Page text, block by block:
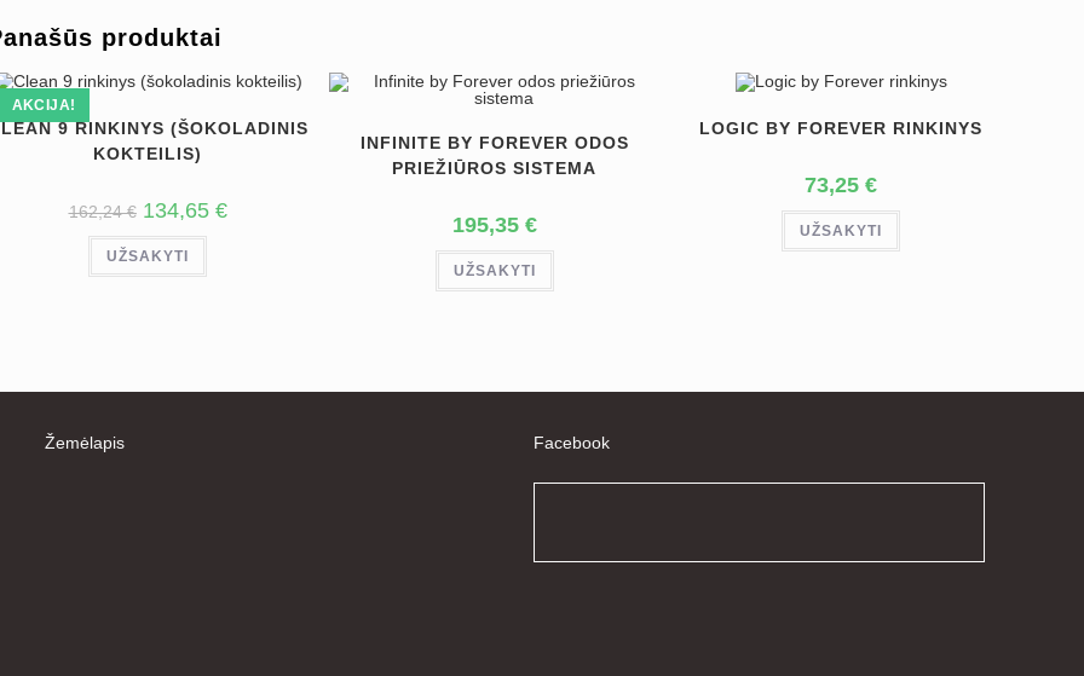
produktai
AKCIJA!
9 RINKINYS (ŠOKOLADINIS
KOKTEILIS)
162,24€ ORIGINAL
PRICE
WAS:
162,24 €.
134,65 €CURRENT
PRICE
UŽSAKYTI
INFINITE BY FOREVER ODOS
PRIEŽIŪROS SISTEMA
195,35 €
UŽSAKYTI
LOGIC BY FOREVER RINKINYS
73,25€
UŽSAKYTI
Žemėlapis Facebook